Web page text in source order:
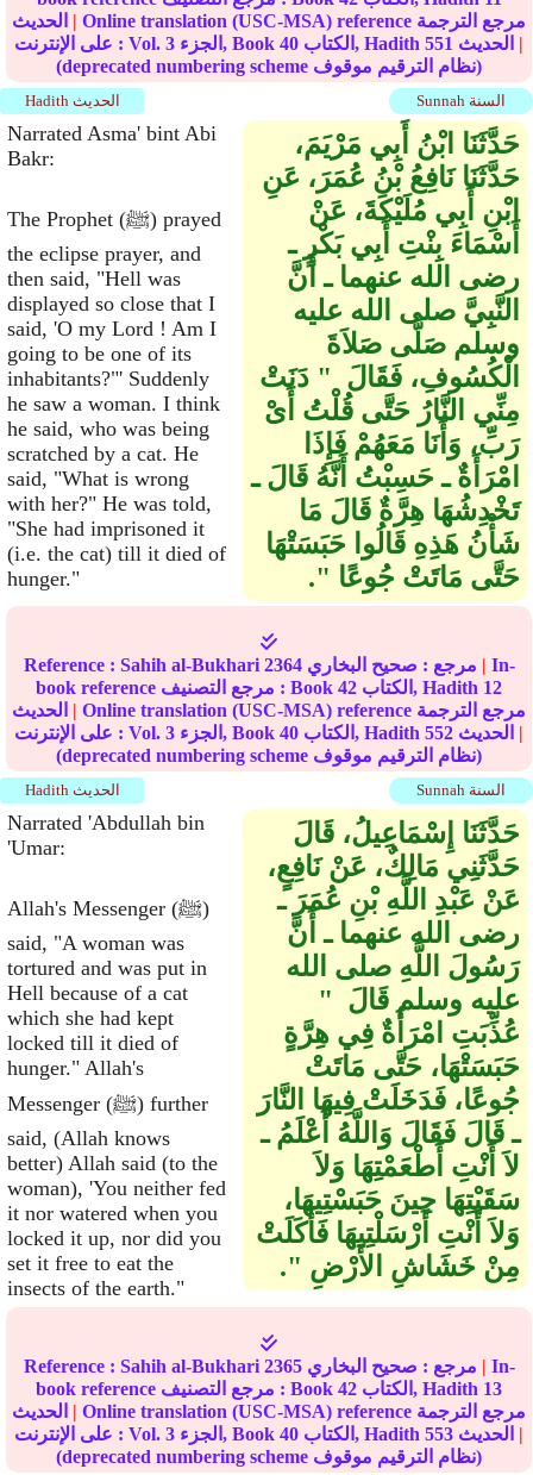
| Online translation (USC-MSA) reference مرجع الترجمة
على الإنترنت : Vol. 3 الجزء, Book 40 الكتاب, Hadith 551
|
(deprecated numbering scheme نظام الترقيم موقوف)
Sunnah السنة Hadith الحديث
Narrated Asma' bint Abi
Bakr:
The Prophet (ﷺ) prayed
the eclipse prayer, and
then said, "Hell was
displayed so close that I
said, 'O my Lord ! Am I
going to be one of its
inhabitants?"' Suddenly
he saw a woman. I think
he said, who was being
scratched by a cat. He
said, "What is wrong
with her?" He was told,
"She had imprisoned it
(i.e. the cat) till it died of
hunger."
حَدَّثَنَا ابْنُ أَبِي مَرْيَمَ،
حَدَّثَنَا نَافِعُ بْنُ عُمَرَ، عَنِ
ابْنِ أَبِي مُلَيْكَةَ، عَنْ
أَسْمَاءَ بِنْتِ أَبِي بَكْرٍ ـ
رضى الله عنهما ـ أَنَّ
النَّبِيَّ صلى الله عليه
وسلم صَلَّى صَلاَةَ
الْكُسُوفِ، فَقَالَ ‏ "‏ دَنَتْ
مِنِّي النَّارُ حَتَّى قُلْتُ أَىْ
رَبِّ، وَأَنَا مَعَهُمْ فَإِذَا
امْرَأَةٌ ـ حَسِبْتُ أَنَّهُ قَالَ ـ
تَخْدِشُهَا هِرَّةٌ قَالَ مَا
شَأْنُ هَذِهِ قَالُوا حَبَسَتْهَا
حَتَّى مَاتَتْ جُوعًا ‏"‏‏.‏
Reference : Sahih al-Bukhari 2364 مرجع : صحيح البخاري | In-
book reference مرجع التصنيف : Book 42 الكتاب, Hadith 12
| Online translation (USC-MSA) reference مرجع الترجمة
على الإنترنت : Vol. 3 الجزء, Book 40 الكتاب, Hadith 552
|
(deprecated numbering scheme نظام الترقيم موقوف)
Sunnah السنة Hadith الحديث
Narrated 'Abdullah bin
'Umar:
Allah's Messenger (ﷺ)
said, "A woman was
tortured and was put in
Hell because of a cat
which she had kept
locked till it died of
hunger." Allah's
Messenger (ﷺ) further
said, (Allah knows
better) Allah said (to the
woman), 'You neither fed
it nor watered when you
locked it up, nor did you
set it free to eat the
insects of the earth."
حَدَّثَنَا إِسْمَاعِيلُ، قَالَ
حَدَّثَنِي مَالِكٌ، عَنْ نَافِعٍ،
عَنْ عَبْدِ اللَّهِ بْنِ عُمَرَ ـ
رضى الله عنهما ـ أَنَّ
رَسُولَ اللَّهِ صلى الله
عليه وسلم قَالَ ‏ "‏
عُذِّبَتِ امْرَأَةٌ فِي هِرَّةٍ
حَبَسَتْهَا، حَتَّى مَاتَتْ
جُوعًا، فَدَخَلَتْ فِيهَا النَّارَ
ـ قَالَ فَقَالَ وَاللَّهُ أَعْلَمُ ـ
لاَ أَنْتِ أَطْعَمْتِهَا وَلاَ
سَقَيْتِهَا حِينَ حَبَسْتِيهَا،
وَلاَ أَنْتِ أَرْسَلْتِيهَا فَأَكَلَتْ
مِنْ خَشَاشِ الأَرْضِ ‏"‏‏.‏
Reference : Sahih al-Bukhari 2365 مرجع : صحيح البخاري | In-
book reference مرجع التصنيف : Book 42 الكتاب, Hadith 13
| Online translation (USC-MSA) reference مرجع الترجمة
على الإنترنت : Vol. 3 الجزء, Book 40 الكتاب, Hadith 553
|
(deprecated numbering scheme نظام الترقيم موقوف)